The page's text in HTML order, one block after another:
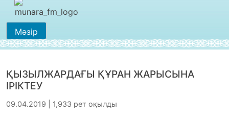
Мәзір
ҚЫЗЫЛЖАРДАҒЫ ҚҰРАН ЖАРЫСЫНА
ІРІКТЕУ
09.04.2019 | 1,933 рет оқылды